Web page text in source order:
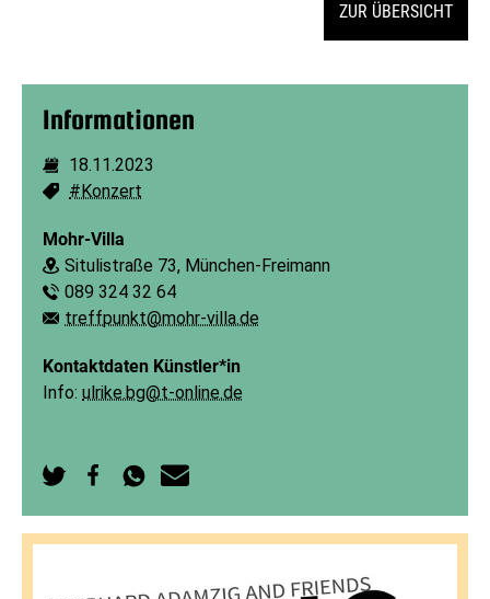
ZUR ÜBERSICHT
Informationen
Dauer:
18.11.2023
Schlagworte:
#Konzert
Mohr-Villa
Ort:
Situlistraße 73, München-Freimann
Telefon:
089 324 32 64
E-Mail:
treffpunkt@mohr-villa.de
Kontaktdaten Künstler*in
Info:ulrike.bg@t-online.de
TwitterFacebookWhatsApp
E-
senden